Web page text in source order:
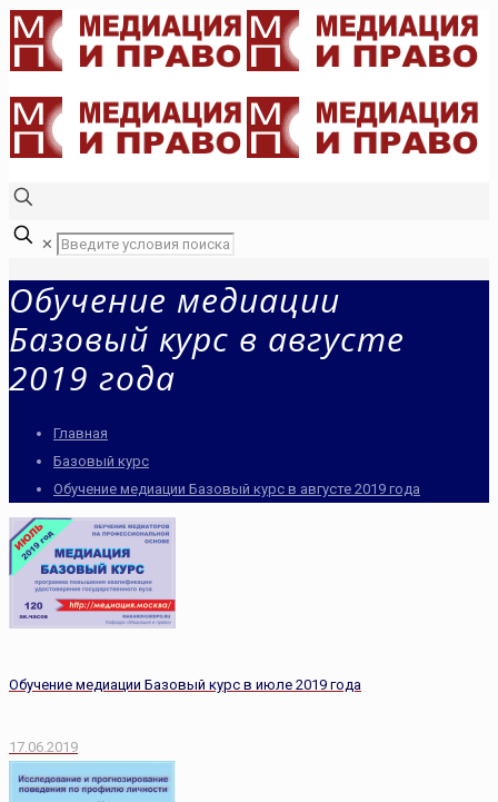
✕
Обучение медиации
Базовый курс в августе
2019 года
Главная
Базовый курс
Обучение медиации Базовый курс в августе 2019 года
Обучение медиации Базовый курс в июле 2019 года
17.06.2019